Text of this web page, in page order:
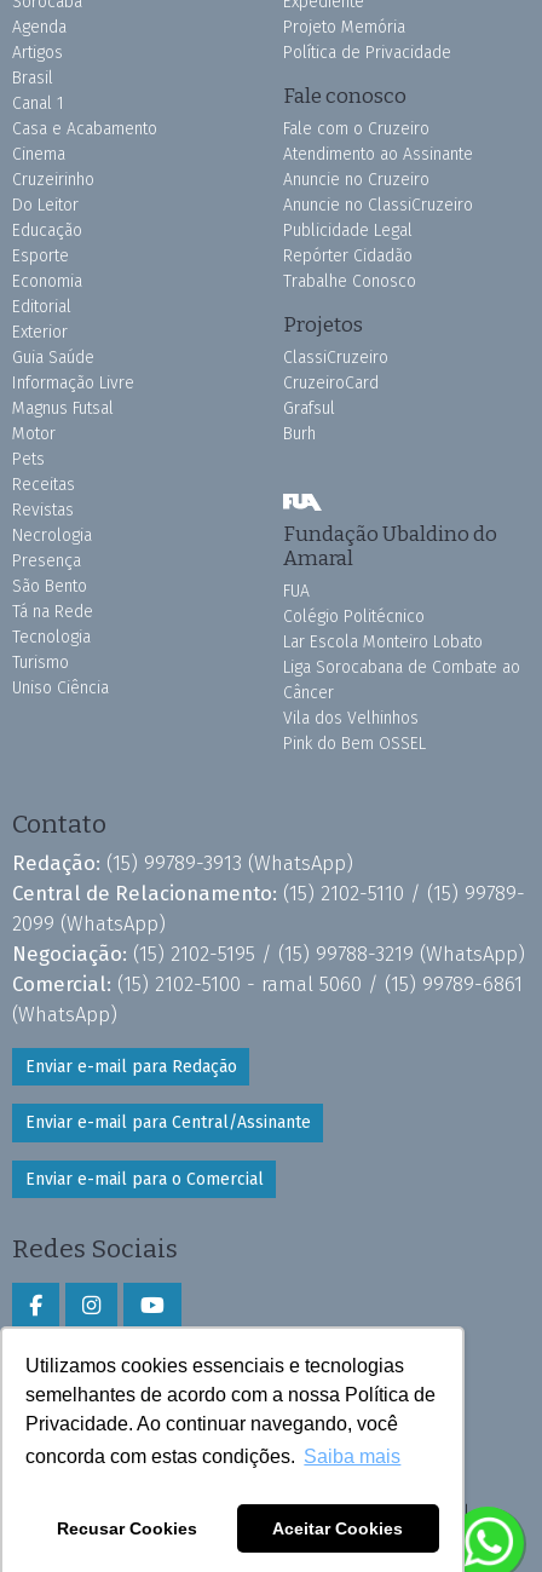
Utilizamos cookies essenciais e tecnologias
semelhantes de acordo com a nossa Política de
Privacidade. Ao continuar navegando, você
concorda com estas condições. Saiba mais
Recusar Cookies Aceitar Cookies
Agenda
Artigos
Brasil
Canal 1
Casa e Acabamento
Cinema
Cruzeirinho
Do Leitor
Educação
Esporte
Economia
Editorial
Exterior
Guia Saúde
Informação Livre
Magnus Futsal
Motor
Pets
Receitas
Revistas
Necrologia
Presença
São Bento
Tá na Rede
Tecnologia
Turismo
Uniso Ciência
Projeto Memória
Política de Privacidade
Fale conosco
Fale com o Cruzeiro
Atendimento ao Assinante
Anuncie no Cruzeiro
Anuncie no ClassiCruzeiro
Publicidade Legal
Repórter Cidadão
Trabalhe Conosco
Projetos
ClassiCruzeiro
CruzeiroCard
Grafsul
Burh
Fundação Ubaldino do
Amaral
FUA
Colégio Politécnico
Lar Escola Monteiro Lobato
Liga Sorocabana de Combate ao
Câncer
Vila dos Velhinhos
Pink do Bem OSSEL
Contato
Redação: (15) 99789-3913 (WhatsApp)
Central de Relacionamento: (15) 2102-5110 / (15) 99789-
2099 (WhatsApp)
Negociação: (15) 2102-5195 / (15) 99788-3219 (WhatsApp)
Comercial: (15) 2102-5100 - ramal 5060 / (15) 99789-6861
(WhatsApp)
Enviar e-mail para Redação
Enviar e-mail para Central/Assinante
Enviar e-mail para o Comercial
Redes Sociais
Faça download do aplicativo
Play Store e App Store
Todos os direitos reservados © 2026 Cruzeiro do Sul